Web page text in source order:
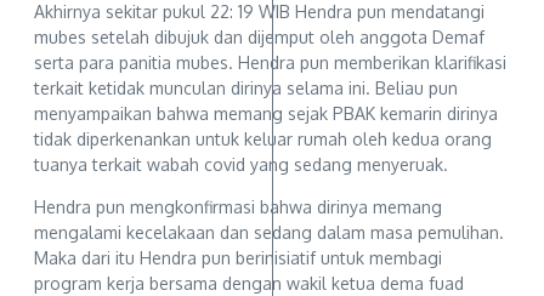
Akhirnya sekitar pukul 22: 19 WIB Hendra pun mendatangi
mubes setelah dibujuk dan dijemput oleh anggota Demaf
serta para panitia mubes. Hendra pun memberikan klarifikasi
terkait ketidak munculan dirinya selama ini. Beliau pun
menyampaikan bahwa memang sejak PBAK kemarin dirinya
tidak diperkenankan untuk keluar rumah oleh kedua orang
tuanya terkait wabah covid yang sedang menyeruak.
Hendra pun mengkonfirmasi bahwa dirinya memang
mengalami kecelakaan dan sedang dalam masa pemulihan.
Maka dari itu Hendra pun berinisiatif untuk membagi
program kerja bersama dengan wakil ketua dema fuad